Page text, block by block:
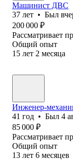
Машинист ДВС
37 лет • Был
200 000 ₽
Рассматривает
Общий опыт
15 лет 2 месяца
Инженер-
41 год • Был 4
85 000 ₽
Рассматривает
Общий опыт
13 лет 6 месяцев